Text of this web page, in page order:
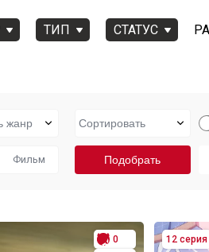
ТИП СТАТУС
Фильм
0
12 серия